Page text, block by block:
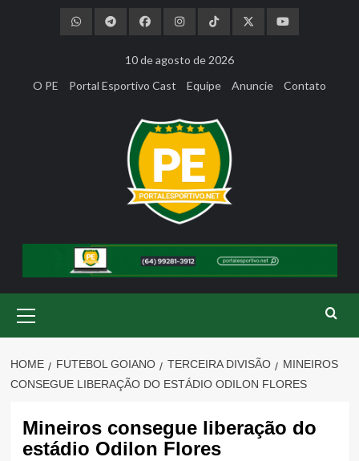
10 de agosto de 2026
O PE
Portal Esportivo Cast Equipe Anuncie Contato
Menu
HOME FUTEBOL GOIANO TERCEIRA DIVISÃO
MINEIROS
CONSEGUE LIBERAÇÃO DO ESTÁDIO ODILON FLORES
Mineiros consegue liberação do
estádio Odilon Flores